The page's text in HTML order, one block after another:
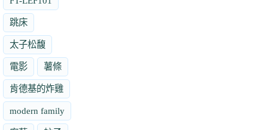
跳床
太子松馥
電影 薯條
肯德基的炸雞
modern family